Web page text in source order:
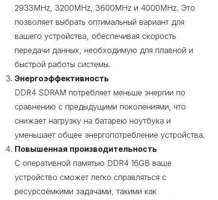
2933MHz, 3200MHz, 3600MHz и 4000MHz. Это
позволяет выбрать оптимальный вариант для
вашего устройства, обеспечивая скорость
передачи данных, необходимую для плавной и
быстрой работы системы.
Энергоэффективность
DDR4 SDRAM потребляет меньше энергии по
сравнению с предыдущими поколениями, что
снижает нагрузку на батарею ноутбука и
уменьшает общее энергопотребление устройства.
Повышенная производительность
С оперативной памятью DDR4 16GB ваше
устройство сможет легко справляться с
ресурсоёмкими задачами, такими как